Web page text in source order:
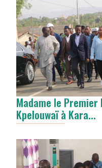
Madame le
Kpelouwaï à Kara...